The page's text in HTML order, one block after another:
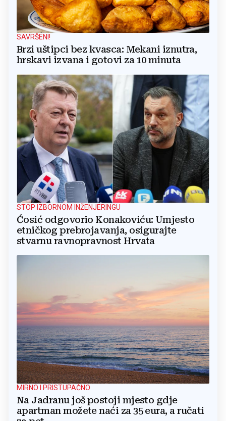
SAVRŠENI!
Brzi uštipci bez kvasca: Mekani iznutra,
hrskavi izvana i gotovi za 10 minuta
STOP IZBORNOM INŽENJERINGU
Ćosić odgovorio Konakoviću: Umjesto
etničkog prebrojavanja, osigurajte
stvarnu ravnopravnost Hrvata
MIRNO I PRISTUPAČNO
Na Jadranu još postoji mjesto gdje
apartman možete naći za 35 eura, a ručati